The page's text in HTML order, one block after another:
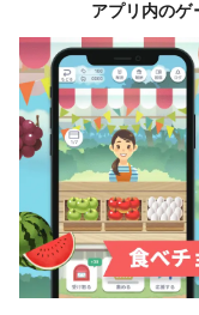
アプリ内のゲ